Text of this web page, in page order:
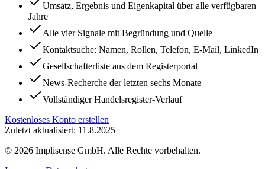
Umsatz, Ergebnis und Eigenkapital über alle verfügbaren
Jahre
Alle vier Signale mit Begründung und Quelle
Kontaktsuche: Namen, Rollen, Telefon, E-Mail, LinkedIn
Gesellschafterliste aus dem Registerportal
News-Recherche der letzten sechs Monate
Vollständiger Handelsregister-Verlauf
Kostenloses Konto erstellen
Zuletzt aktualisiert: 11.8.2025
© 2026 Implisense GmbH. Alle Rechte vorbehalten.